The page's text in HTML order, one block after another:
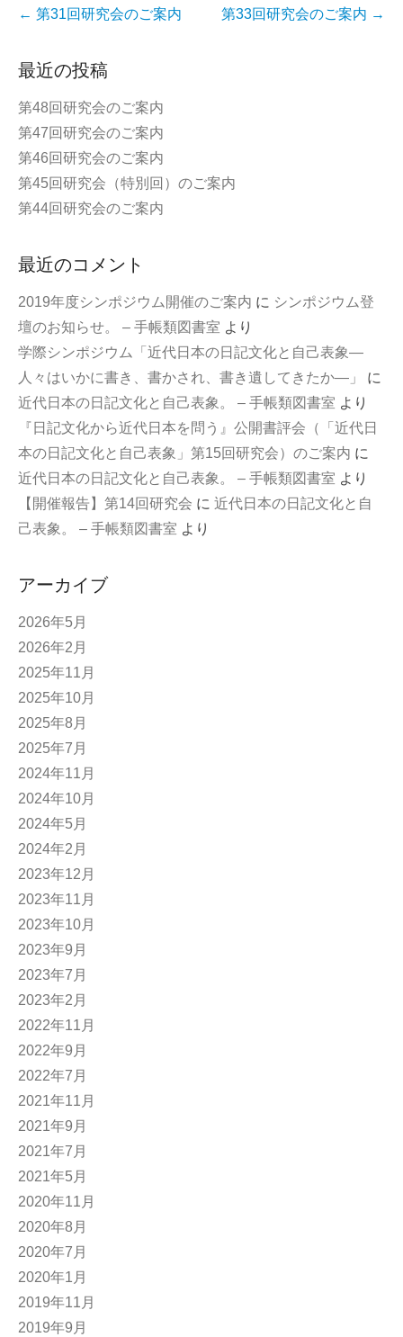
o
r
投
ナ
ゲ
ー
シ
ョ
ン
← 第31回研究会のご案内 第33回研究会のご案内 →
最近の投稿
第48回研究会のご案内
第47回研究会のご案内
第46回研究会のご案内
第45回研究会（特別回）のご案内
第44回研究会のご案内
最近のコメント
2019年度シンポジウム開催のご案内 に シンポジウム登
壇のお知らせ。 – 手帳類図書室 より
学際シンポジウム「近代日本の日記文化と自己表象—
人々はいかに書き、書かされ、書き遺してきたか—」
に
近代日本の日記文化と自己表象。 – 手帳類図書室 より
『日記文化から近代日本を問う』公開書評会（「近代日
本の日記文化と自己表象」第15回研究会）のご案内 に
近代日本の日記文化と自己表象。 – 手帳類図書室 より
【開催報告】第14回研究会 に 近代日本の日記文化と自
己表象。 – 手帳類図書室 より
アーカイブ
2026年5月
2026年2月
2025年11月
2025年10月
2025年8月
2025年7月
2024年11月
2024年10月
2024年5月
2024年2月
2023年12月
2023年11月
2023年10月
2023年9月
2023年7月
2023年2月
2022年11月
2022年9月
2022年7月
2021年11月
2021年9月
2021年7月
2021年5月
2020年11月
2020年8月
2020年7月
2020年1月
2019年11月
2019年9月